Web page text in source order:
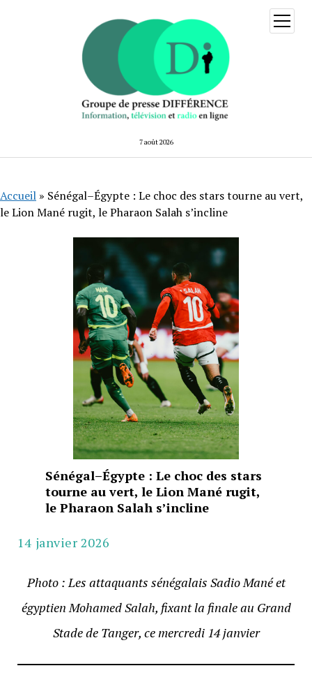
7 août 2026
ouvrir
menu
Accueil » Sénégal–Égypte : Le choc des stars tourne au vert,
le Lion Mané rugit, le Pharaon Salah s’incline
Sénégal–Égypte : Le choc des stars
tourne au vert, le Lion Mané rugit,
le Pharaon Salah s’incline
14 janvier 2026
Photo : Les attaquants sénégalais Sadio Mané et
égyptien Mohamed Salah, fixant la finale au Grand
Stade de Tanger, ce mercredi 14 janvier